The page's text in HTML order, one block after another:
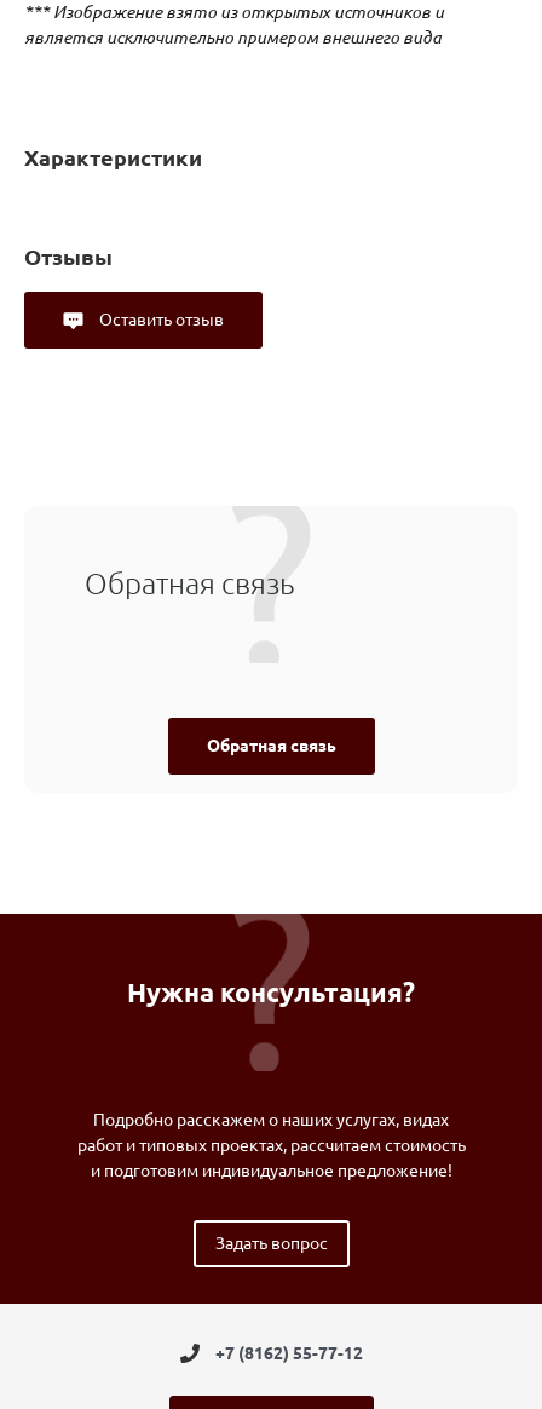
*** Изображение взято из открытых источников и
является исключительно примером внешнего вида
Характеристики
Отзывы
Оставить отзыв
Обратная связь
Обратная связь
Нужна консультация?
Подробно расскажем о наших услугах, видах
работ и типовых проектах, рассчитаем стоимость
и подготовим индивидуальное предложение!
Задать вопрос
+7 (8162) 55-77-12